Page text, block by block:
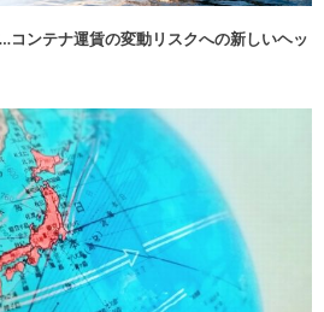
コンテナ運賃の変動リスクへの新しいヘッ